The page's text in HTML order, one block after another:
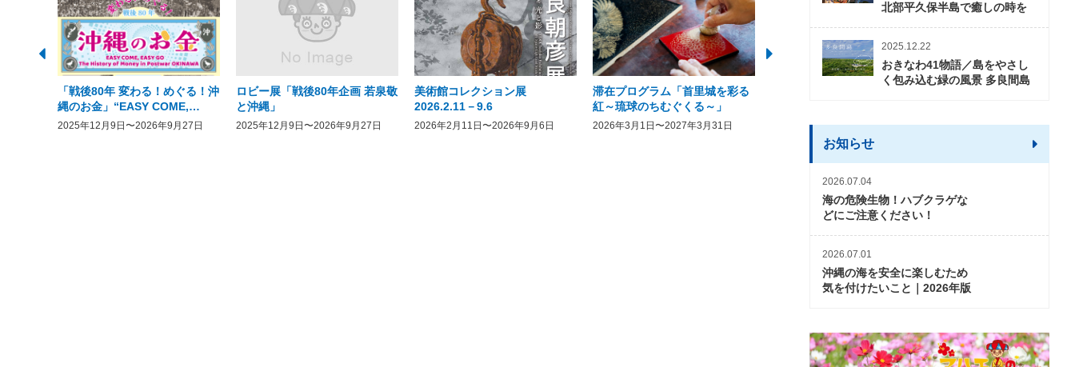
「戦後80年 変わる！めぐる！沖
縄のお金」“EASY COME,
EASY GO － The History of
2025年12月9日〜2026年9月27日
ロビー展「戦後80年企画 若泉敬
と沖縄」
2025年12月9日〜2026年9月27日
美術館コレクション展
2026.2.11－9.6
2026年2月11日〜2026年9月6日
滞在プログラム「首里城を彩る
紅～琉球のちむぐくる～」
2026年3月1日〜2027年3月31日 2026年3月5日〜2026年10月31日 2026年3月20日〜2026年11
北部平久保半島で癒しの時を
2025.12.22
おきなわ41物語／島をやさし
く包み込む緑の風景 多良間島
お知らせ
2026.07.04
海の危険生物！ハブクラゲな
どにご注意ください！
2026.07.01
沖縄の海を安全に楽しむため
気を付けたいこと｜2026年版